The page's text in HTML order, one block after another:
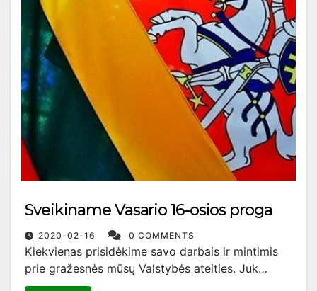
Sveikiname Vasario 16-osios proga
2020-02-16 0 COMMENTS
Kiekvienas prisidėkime savo darbais ir mintimis
prie gražesnės mūsų Valstybės ateities. Juk…